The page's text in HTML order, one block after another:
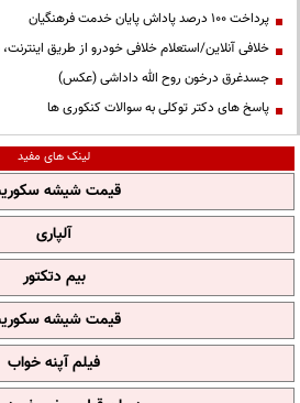
پرداخت ۱۰۰ درصد پاداش پایان خدمت فرهنگیان
خلافی آنلاین/استعلام خلافی خودرو از طریق اینترنت،
جسدغرق درخون روح الله داداشی (عکس)
پاسخ های دکتر توکلی به سوالات کنکوری ها
لینک های مفید
قیمت شیشه
آلپاری
بیم دتکتور
قیمت شیشه
فیلم آپنه خواب